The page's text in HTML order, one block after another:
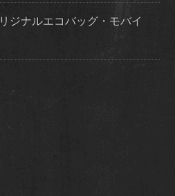
ジナルエコバッグ・モバイ